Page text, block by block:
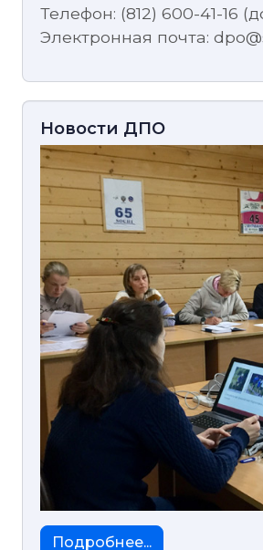
Телефон: (812) 600-41-16
Электронная почта:
Новости ДПО
Подробнее...